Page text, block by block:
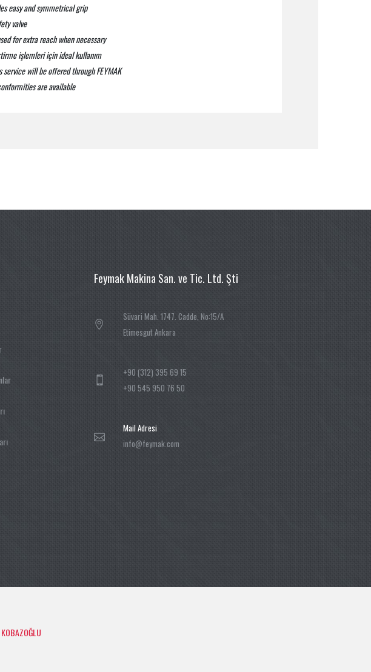
easy and symmetrical grip
valve
for extra reach when necessary
işlemleri için ideal kullanım
will be offered through FEYMAK
are available
Feymak Makina San. ve Tic. Ltd. Şti
Süvari Mah. 1747. Cadde, No:15/A
Etimesgut Ankara
+90 (312) 395 69 15
+90 545 950 76 50
Mail Adresi
info@feymak.com
KOBAZOĞLU